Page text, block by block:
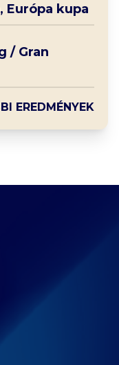
Európa kupa
/ Gran
EREDMÉNYEK